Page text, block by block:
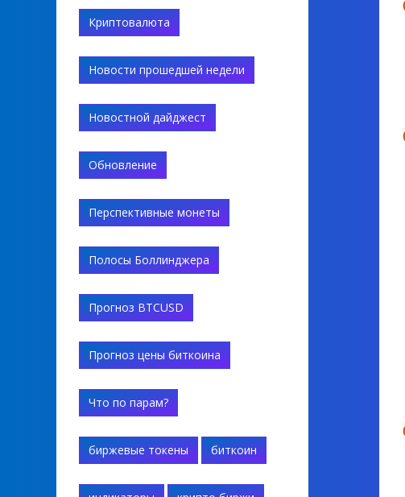
Криптовалюта
Новости прошедшей недели
Новостной дайджест
Обновление
Перспективные монеты
Полосы Боллинджера
Прогноз BTCUSD
Прогноз цены биткоина
Что по парам?
биржевые токены биткоин